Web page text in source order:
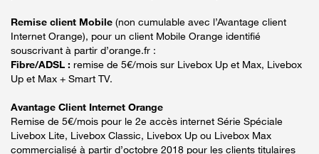
Remise client Mobile (non cumulable avec l’Avantage client
Internet Orange), pour un client Mobile Orange identifié
souscrivant à partir d’orange.fr :
Fibre/ADSL : remise de 5€/mois sur Livebox Up et Max, Livebox
Up et Max + Smart TV.
Avantage Client Internet Orange
Remise de 5€/mois pour le 2e accès internet Série Spéciale
Livebox Lite, Livebox Classic, Livebox Up ou Livebox Max
commercialisé à partir d’octobre 2018 pour les clients titulaires